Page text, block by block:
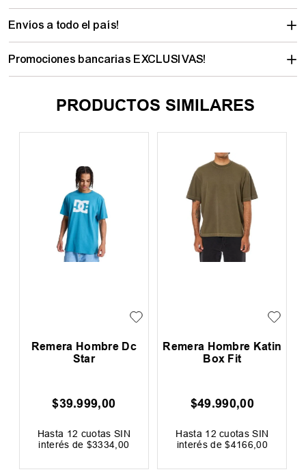
Envíos a todo el país!
Promociones bancarias EXCLUSIVAS!
PRODUCTOS SIMILARES
Remera Hombre Dc
Star
$39.999,00
Hasta 12 cuotas SIN
interés de $3334,00
Remera Hombre Katin
Box Fit
$49.990,00
Hasta 12 cuotas SIN
interés de$4166,00